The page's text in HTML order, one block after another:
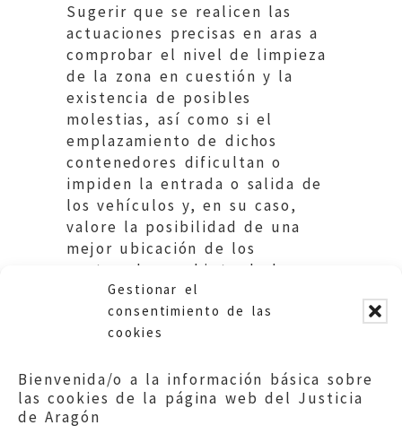
Gestionar el
consentimiento de las
cookies
Bienvenida/o a la información básica sobre
las cookies de la página web del Justicia
de Aragón
Sugerir que se realicen las
actuaciones precisas en aras a
comprobar el nivel de limpieza
de la zona en cuestión y la
existencia de posibles
molestias, así como si el
emplazamiento de dichos
contenedores dificultan o
impiden la entrada o salida de
los vehículos y, en su caso,
valore la posibilidad de una
mejor ubicación de los
contenedores objeto de la
queja.